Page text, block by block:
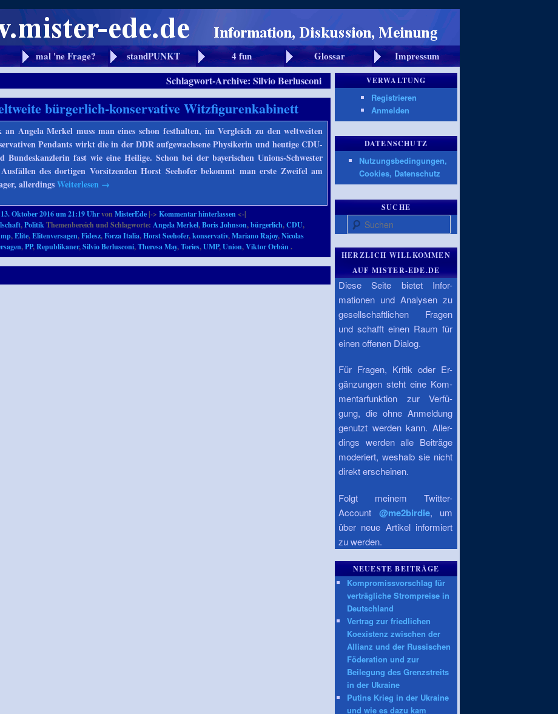
mal 'ne Frage? standPUNKT 4 fun Glossar
Impressum
Schlagwort-Archive:Silvio Berlusconi
bürgerlich-konservative Witzfigurenkabinett
Angela Merkel muss man eines schon festhalten, im Vergleich zu den weltweiten
Pendants wirkt die in der DDR aufgewachsene Physikerin und heutige CDU-
Bundeskanzlerin fast wie eine Heilige. Schon bei der bayerischen Unions-Schwester
des dortigen Vorsitzenden Horst Seehofer bekommt man erste Zweifel am
allerdingsWeiterlesen →
13. Oktober 2016 um 21:19 UhrvonMisterEde |->Kommentar hinterlassen <-|
,PolitikThemenbereich und Schlagworte:Angela Merkel,Boris Johnson,bürgerlich,CDU,
,Elite,Elitenversagen,Fidesz,Forza Italia,Horst Seehofer,konservativ,Mariano Rajoy,Nicolas
,PP,Republikaner,Silvio Berlusconi,Theresa May,Tories,UMP,Union,Viktor Orbán.
VERWALTUNG
Registrieren
Anmelden
DATENSCHUTZ
Nutzungsbedingungen,
Cookies, Datenschutz
SUCHE
Suchen
HERZLICH WILLKOMMEN
AUF MISTER-EDE.DE
Diese Seite bietet Infor-
mationen und Analysen zu
gesellschaftlichen Fragen
und schafft einen Raum für
einen offenen Dialog.
Für Fragen, Kritik oder Er-
gänzungen steht eine Kom-
mentarfunktion zur Verfü-
gung, die ohne Anmeldung
genutzt werden kann. Aller-
dings werden alle Beiträge
moderiert, weshalb sie nicht
direkt erscheinen.
Folgt meinem Twitter-
Account @me2birdie, um
über neue Artikel informiert
zu werden.
NEUESTE BEITRÄGE
Kompromissvorschlag für
verträgliche Strompreise in
Deutschland
Vertrag zur friedlichen
Koexistenz zwischen der
Allianz und der Russischen
Föderation und zur
Beilegung des Grenzstreits
in der Ukraine
Putins Krieg in der Ukraine
und wie es dazu kam